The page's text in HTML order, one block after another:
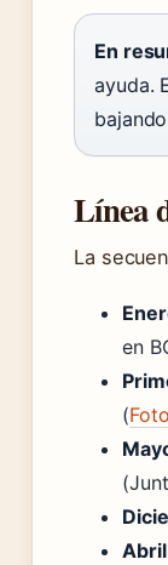
En
ayuda.
Línea
La
en
(